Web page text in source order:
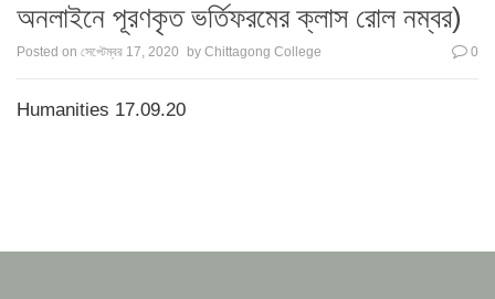
অনলাইনে পূরণকৃত ভর্তিফরমের ক্লাস রোল নম্বর)
Posted on সেপ্টেম্বর 17, 2020 by Chittagong College 0
Humanities 17.09.20